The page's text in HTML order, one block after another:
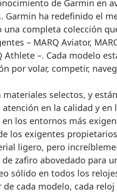
de Garmin en
Garmin ha redefinido el
completa colección
– MARQ Aviator,
Athlete –. Cada modelo
por volar, competir,
materiales selectos, y
en la calidad y en
los entornos más
los exigentes
ligero, pero
zafiro abovedado para
sólido en todos los
cada modelo, cada reloj